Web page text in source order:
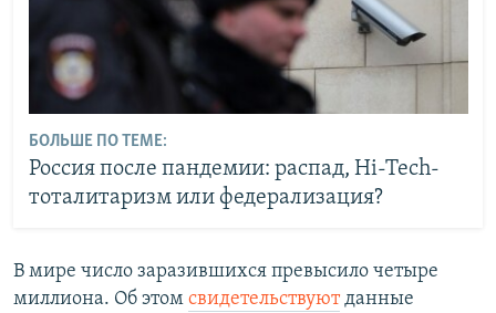
БОЛЬШЕ ПО ТЕМЕ:
Россия после пандемии: распад, Hi-Tech-
тоталитаризм или федерализация?
В мире число заразившихся превысило четыре
миллиона. Об этом свидетельствуютданные